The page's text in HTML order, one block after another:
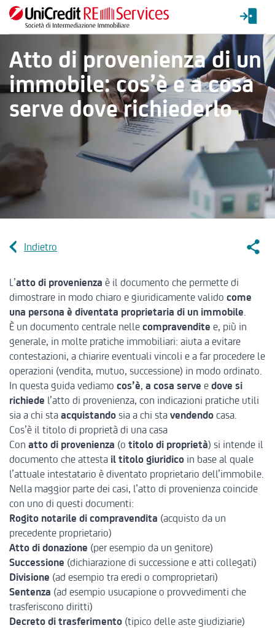
Atto di provenienza di un
immobile: cos’è e a cosa
serve dove richiederlo
L’atto di provenienza è il documento che permette di
dimostrare in modo chiaro e giuridicamente valido come
una persona è diventata proprietaria di un immobile.
È un documento centrale nelle compravendite e, più in
generale, in molte pratiche immobiliari: aiuta a evitare
contestazioni, a chiarire eventuali vincoli e a far procedere le
operazioni (vendita, mutuo, successione) in modo ordinato.
In questa guida vediamo cos’è, a cosa serve e dove si
richiede l’atto di provenienza, con indicazioni pratiche utili
sia a chi sta acquistando sia a chi sta vendendo casa.
Cos’è il titolo di proprietà di una casa
Con atto di provenienza (o titolo di proprietà) si intende il
documento che attesta il titolo giuridico in base al quale
l’attuale intestatario è diventato proprietario dell’immobile.
Nella maggior parte dei casi, l’atto di provenienza coincide
con uno di questi documenti:
Rogito notarile di compravendita (acquisto da un
precedente proprietario)
Atto di donazione (per esempio da un genitore)
Successione (dichiarazione di successione e atti collegati)
Divisione (ad esempio tra eredi o comproprietari)
Sentenza (ad esempio usucapione o provvedimenti che
trasferiscono diritti)
Decreto di trasferimento (tipico delle aste giudiziarie)